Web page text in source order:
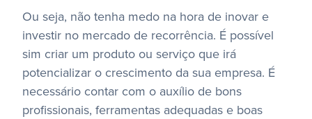
Ou seja, não tenha medo na hora de inovar e
investir no mercado de recorrência. É possível
sim criar um produto ou serviço que irá
potencializar o crescimento da sua empresa. É
necessário contar com o auxílio de bons
profissionais, ferramentas adequadas e boas